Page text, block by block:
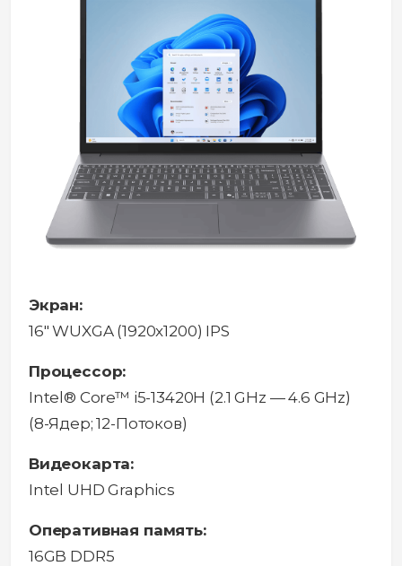
Экран:
16" WUXGA (1920x1200) IPS
Процессор:
Intel® Core™ i5-13420H (2.1 GHz — 4.6 GHz)
(8-Ядeр; 12-Потоков)
Видеокарта:
Intel UHD Graphics
Оперативная память:
16GB DDR5